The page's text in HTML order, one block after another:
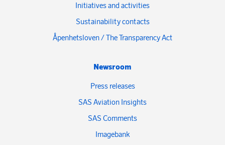
Initiatives and activities
Sustainability contacts
Åpenhetsloven / The Transparency Act
Newsroom
Press releases
SAS Aviation Insights
SAS Comments
Imagebank